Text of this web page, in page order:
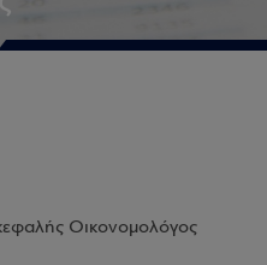
Οικονομολόγος